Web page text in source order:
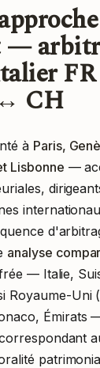
—
↔ CH
à Paris,
Lisbonne —
analyse
— Italie,
Royaume-Uni
Émirats